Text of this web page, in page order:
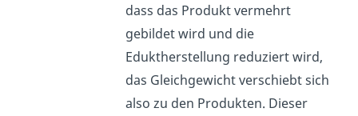
dass das Produkt vermehrt
gebildet wird und die
Eduktherstellung reduziert wird,
das Gleichgewicht verschiebt sich
also zu den Produkten. Dieser